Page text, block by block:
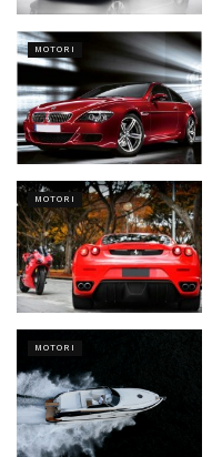
MOTORI
MOTORI
MOTORI